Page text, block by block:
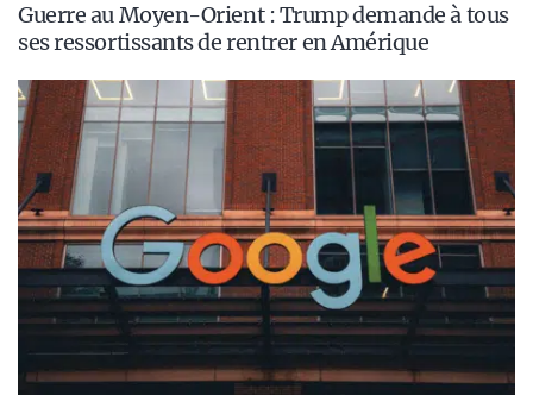
Guerre au Moyen-Orient : Trump demande à tous
ses ressortissants de rentrer en Amérique